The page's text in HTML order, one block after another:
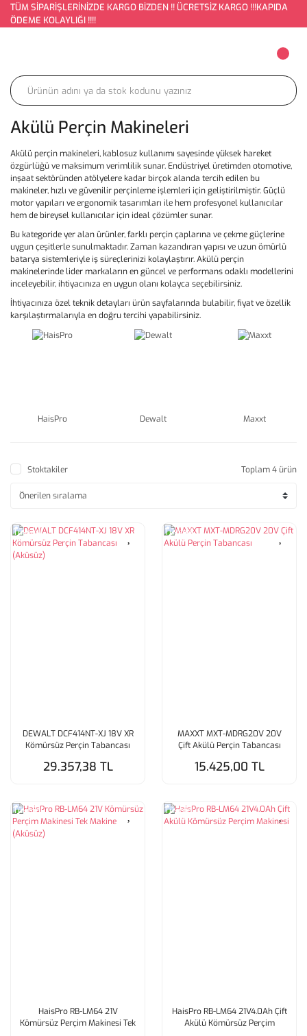
TÜM SİPARİŞLERİNİZDE KARGO BİZDEN !! ÜCRETSİZ KARGO !!!KAPIDA
ÖDEME KOLAYLIĞI !!!!
Akülü Perçin Makineleri
Akülü perçin makineleri, kablosuz kullanımı sayesinde yüksek hareket
özgürlüğü ve maksimum verimlilik sunar. Endüstriyel üretimden otomotive,
inşaat sektöründen atölyelere kadar birçok alanda tercih edilen bu
makineler, hızlı ve güvenilir perçinleme işlemleri için geliştirilmiştir. Güçlü
motor yapıları ve ergonomik tasarımları ile hem profesyonel kullanıcılar
hem de bireysel kullanıcılar için ideal çözümler sunar.
Bu kategoride yer alan ürünler, farklı perçin çaplarına ve çekme güçlerine
uygun çeşitlerle sunulmaktadır. Zaman kazandıran yapısı ve uzun ömürlü
batarya sistemleriyle iş süreçlerinizi kolaylaştırır. Akülü perçin
makinelerinde lider markaların en güncel ve performans odaklı modellerini
inceleyebilir, ihtiyacınıza en uygun olanı kolayca seçebilirsiniz.
İhtiyacınıza özel teknik detayları ürün sayfalarında bulabilir, fiyat ve özellik
karşılaştırmalarıyla en doğru tercihi yapabilirsiniz.
HaisPro Dewalt Maxxt
Stoktakiler Toplam 4 ürün
Tükendi
DEWALT DCF414NT-XJ 18V XR
Kömürsüz Perçin Tabancası
29.357,38 TL
Tükendi
MAXXT MXT-MDRG20V 20V
Çift Akülü Perçin Tabancası
15.425,00 TL
Tükendi
HaisPro RB-LM64 21V
Kömürsüz Perçim Makinesi Tek
Tükendi
HaisPro RB-LM64 21V4.0Ah Çift
Akülü Kömürsüz Perçim